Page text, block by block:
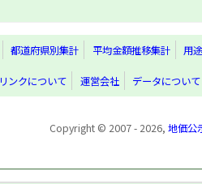
都道府県別集計 平均金額推移集計 用
リンクについて 運営会社 データについて
Copyright © 2007 - 2026,地価公